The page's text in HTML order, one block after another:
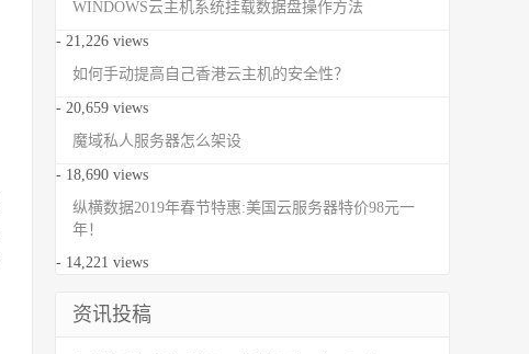
WINDOWS云主机系统挂载数据盘操作方法
- 21,226 views
如何手动提高自己香港云主机的安全性？
- 20,659 views
魔域私人服务器怎么架设
- 18,690 views
纵横数据2019年春节特惠:美国云服务器特价98元一
年！
- 14,221 views
资讯投稿